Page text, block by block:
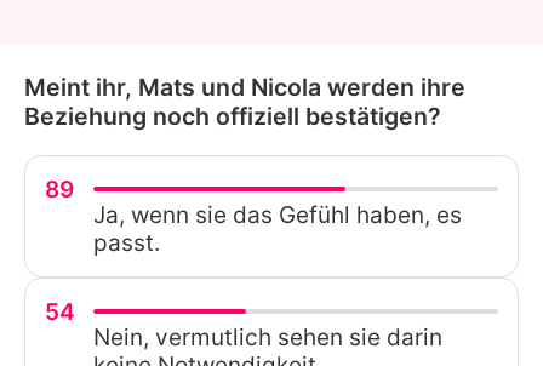
Meint ihr, Mats und Nicola werden ihre
Beziehung noch offiziell bestätigen?
89
Ja, wenn sie das Gefühl haben, es
passt.
54
Nein, vermutlich sehen sie darin